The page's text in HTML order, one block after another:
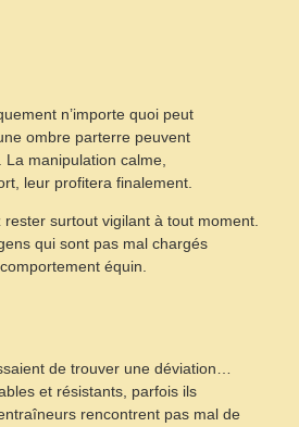
n’importe quoi peut
ombre parterre peuvent
La manipulation calme,
leur profitera finalement.
surtout vigilant à tout moment.
qui sont pas mal chargés
équin.
de trouver une déviation…
et résistants, parfois ils
rencontrent pas mal de